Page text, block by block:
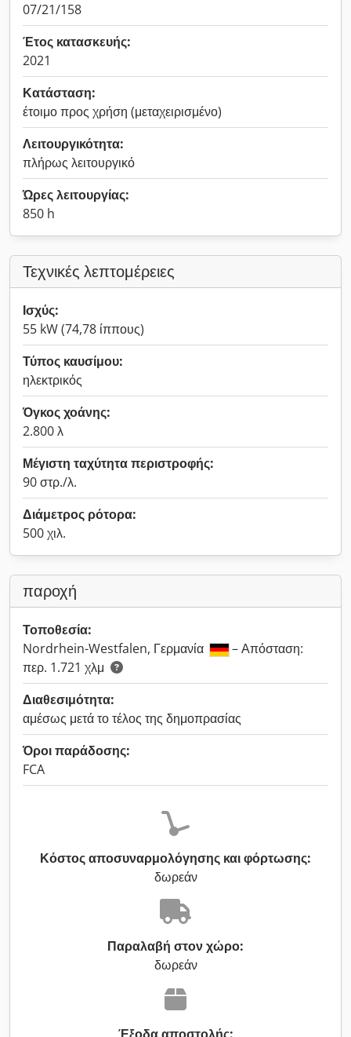
07/21/158
Έτος κατασκευής:
2021
Κατάσταση:
έτοιμο προς χρήση (μεταχειρισμένο)
Λειτουργικότητα:
πλήρως λειτουργικό
Ώρες λειτουργίας:
850 h
Τεχνικές λεπτομέρειες
Ισχύς:
55 kW (74,78 ίππους)
Τύπος καυσίμου:
ηλεκτρικός
Όγκος χοάνης:
2.800 λ
Μέγιστη ταχύτητα περιστροφής:
90 στρ./λ.
Διάμετρος ρότορα:
500 χιλ.
παροχή
Τοποθεσία:
Nordrhein-Westfalen, Γερμανία
– Απόσταση:
περ. 1.721 χλμ
Διαθεσιμότητα:
αμέσως μετά το τέλος της δημοπρασίας
Όροι παράδοσης:
FCA
Κόστος αποσυναρμολόγησης και φόρτωσης:
δωρεάν
Παραλαβή στον χώρο:
δωρεάν